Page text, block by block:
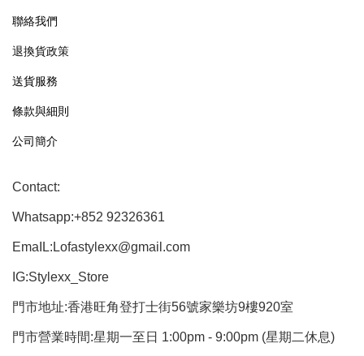
聯絡我們
退換貨政策
送貨服務
條款與細則
公司簡介
Contact:
Whatsapp:+852 92326361
EmaIL:Lofastylexx@gmail.com
IG:Stylexx_Store
門市地址:香港旺角登打士街56號家樂坊9樓920室
門市營業時間:星期一至日 1:00pm - 9:00pm (星期二休息)